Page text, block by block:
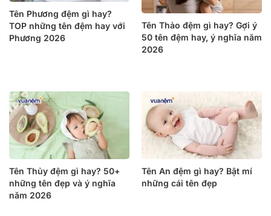
Tên Phương đệm gì hay?
TOP những tên đệm hay với
Phương 2026
Tên Thảo đệm gì hay? Gợi ý
50 tên đệm hay, ý nghĩa năm
2026
Tên Thủy đệm gì hay? 50+
những tên đẹp và ý nghĩa
năm 2026
Tên An đệm gì hay? Bật mí
những cái tên đẹp